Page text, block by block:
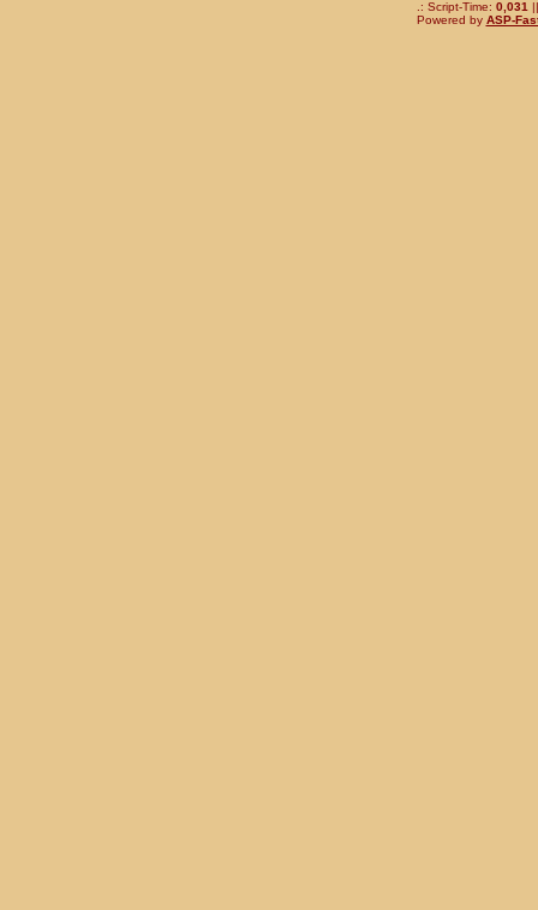
.: Script-Time: 0,031
Powered by ASP-